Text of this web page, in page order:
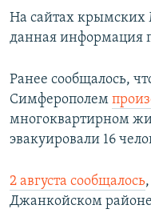
На сайтах
данная информация
Ранее сообщалось,
Симферополем
многоквартирном
эвакуировали 16
2 августа сообщалось
Джанкойском районе